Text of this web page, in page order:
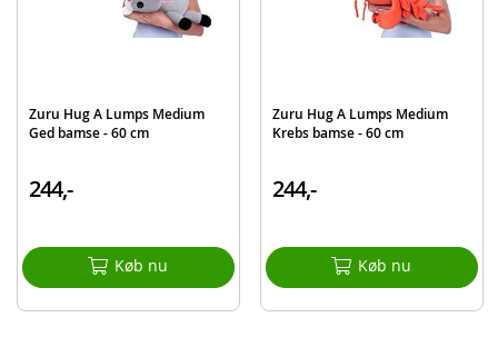
Zuru Hug A Lumps Medium
Ged bamse - 60 cm
244,-
Køb nu
Zuru Hug A Lumps Medium
Krebs bamse - 60 cm
244,-
Køb nu